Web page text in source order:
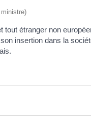
étranger non
insertion dans la